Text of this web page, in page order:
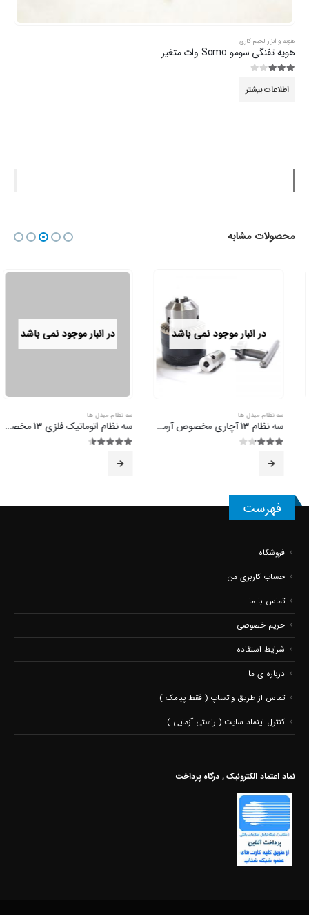
هویه و ابزار لحیم کاری
هویه تفنگی سومو Somo وات متغیر
اطلاعات بیشتر
محصولات مشابه
در انبار موجود نمی باشد
سه نظام,مبدل ها
سه نظام 13 آچاری مخصوص آرمیچر
در انبار موجود نمی باشد
سه نظام,مبدل ها
سه نظام اتوماتیک فلزی 13 مخصوص آرمیچر
فهرست
فروشگاه
حساب کاربری من
تماس با ما
حریم خصوصی
شرایط استفاده
درباره ی ما
تماس از طریق واتساپ ( فقط پیامک )
کنترل اینماد سایت ( راستی آزمایی )
نماد اعتماد الکترونیک , درگاه پرداخت